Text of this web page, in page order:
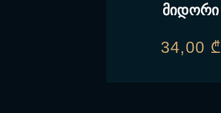
მიდორი
34,00 ₾